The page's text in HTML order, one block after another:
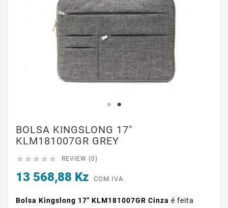
BOLSA KINGSLONG 17"
KLM181007GR GREY
     REVIEW (0)
13 568,88 Kz COM IVA
Bolsa Kingslong 17" KLM181007GR Cinza é feita